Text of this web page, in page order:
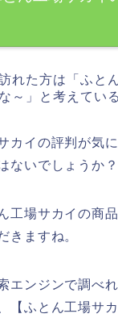
れた方は「ふと
～」と考えてい
カイの評判が気
ないでしょうか？
工場サカイの商
きますね。
エンジンで調べ
【ふとん工場サ